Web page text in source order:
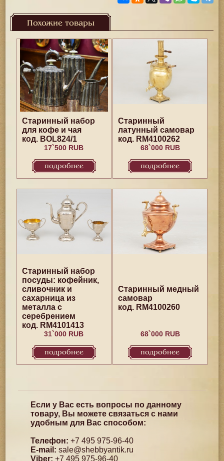
Похожие товары
Старинный набор
для кофе и чая
код. BOL824/1
17`500 RUB
подробнее
Старинный
латунный самовар
код. RM4100262
68`000 RUB
подробнее
Старинный набор
посуды: кофейник,
сливочник и
сахарница из
металла с
серебрением
код. RM4101413
31`000 RUB
подробнее
Старинный медный
самовар
код. RM4100260
68`000 RUB
подробнее
Если у Вас есть вопросы по данному
товару, Вы можете связаться с нами
удобным для Вас способом:
Телефон: +7 495 975-96-40
E-mail: sale@shebbyantik.ru
Viber: +7 495 975-96-40